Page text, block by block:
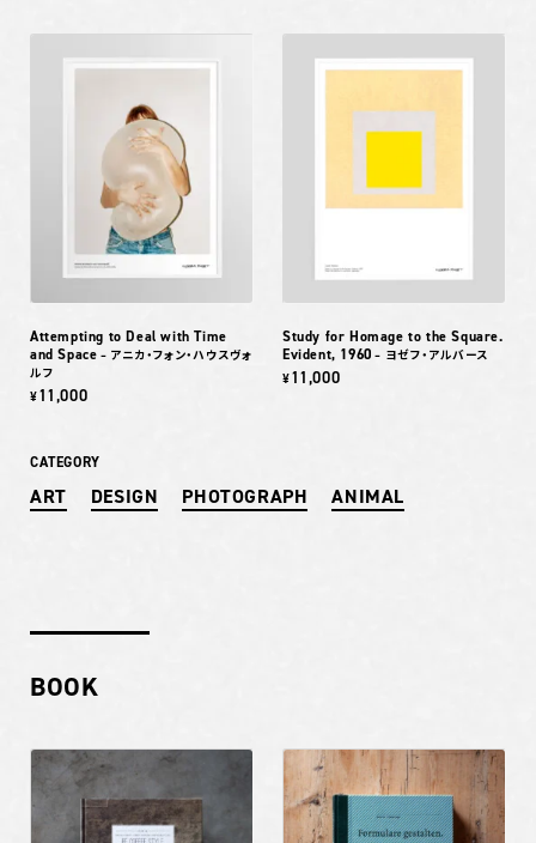
Attempting to Deal with Time
and Space – アニカ・フォン・ハウスヴォ
ルフ
¥11,000
Study for Homage to the Square.
Evident, 1960 – ヨゼフ・アルバース
¥11,000
CATEGORY
ART DESIGN PHOTOGRAPH ANIMAL
BOOK